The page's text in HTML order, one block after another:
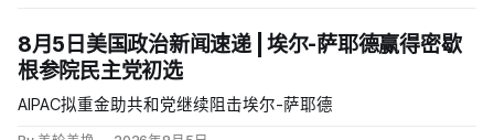
8月5日美国政治新闻速递 | 埃尔-萨耶德赢得密歇
根参院民主党初选
AIPAC拟重金助共和党继续阻击埃尔-萨耶德